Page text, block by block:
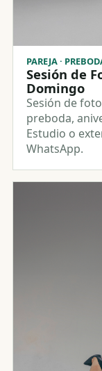
PAREJA ·
Sesión de
Domingo
Sesión de
preboda,
Estudio o
WhatsApp.